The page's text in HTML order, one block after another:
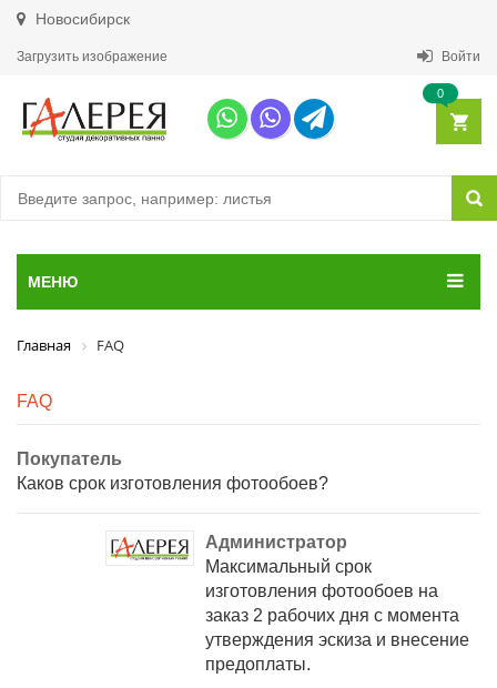
Новосибирск
Загрузить изображение Войти
0
МЕНЮ
Главная FAQ
FAQ
Покупатель
Каков срок изготовления фотообоев?
Администратор
Максимальный срок
изготовления фотообоев на
заказ 2 рабочих дня с момента
утверждения эскиза и внесение
предоплаты.